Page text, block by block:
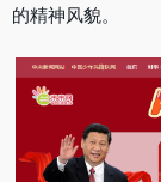
的精神风貌。